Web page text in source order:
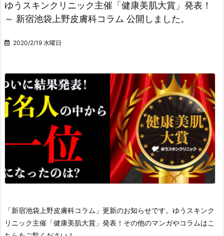
ゆうスキンクリニック主催「健康美肌大賞」発表！
～ 新宿池袋上野皮膚科コラム 公開しました。
2020/2/19 水曜日
「新宿池袋上野皮膚科コラム」更新のお知らせです。 ゆうスキンク
リニック主催「健康美肌大賞」発表！ その他のマンガやコラムはこ